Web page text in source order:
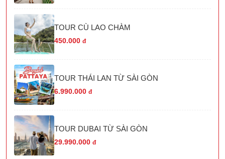
TOUR CÙ LAO CHÀM
450.000 đ
TOUR THÁI LAN TỪ SÀI GÒN
6.990.000 đ
TOUR DUBAI TỪ SÀI GÒN
29.990.000 đ